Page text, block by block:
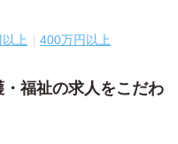
上 400万円以上
福祉の求人をこだわ